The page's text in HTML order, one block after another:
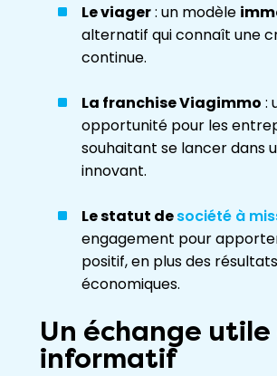
Le viager: un modèle
alternatif qui connaît une
continue.
La franchise Viagimmo :
opportunité pour les
souhaitant se lancer dans
innovant.
Le statut desociété à
engagement pour
positif, en plus des résultats
économiques.
Un échange
informatif